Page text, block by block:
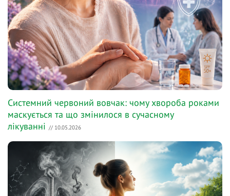
Системний червоний вовчак: чому хвороба роками
маскується та що змінилося в сучасному
лікуванні // 10.05.2026